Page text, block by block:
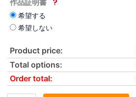
作品証明書
希望する
希望しない
Product price:
Total options:
Order total: